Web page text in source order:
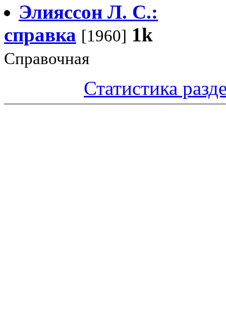
Элияссон Л. С.:
справка [1960] 1k
Справочная
Статистика